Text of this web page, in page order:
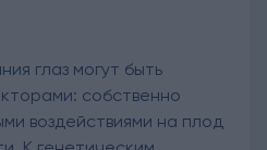
глаз могут быть
собственно
воздействиями на плод